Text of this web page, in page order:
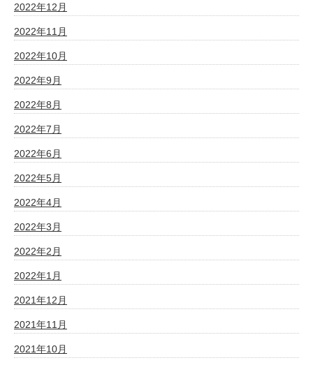
2022年12月
2022年11月
2022年10月
2022年9月
2022年8月
2022年7月
2022年6月
2022年5月
2022年4月
2022年3月
2022年2月
2022年1月
2021年12月
2021年11月
2021年10月